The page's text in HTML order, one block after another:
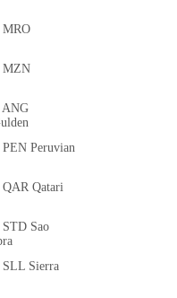
MRO
MZN
ANG
PEN Peruvian
QAR Qatari
STD Sao
SLL Sierra